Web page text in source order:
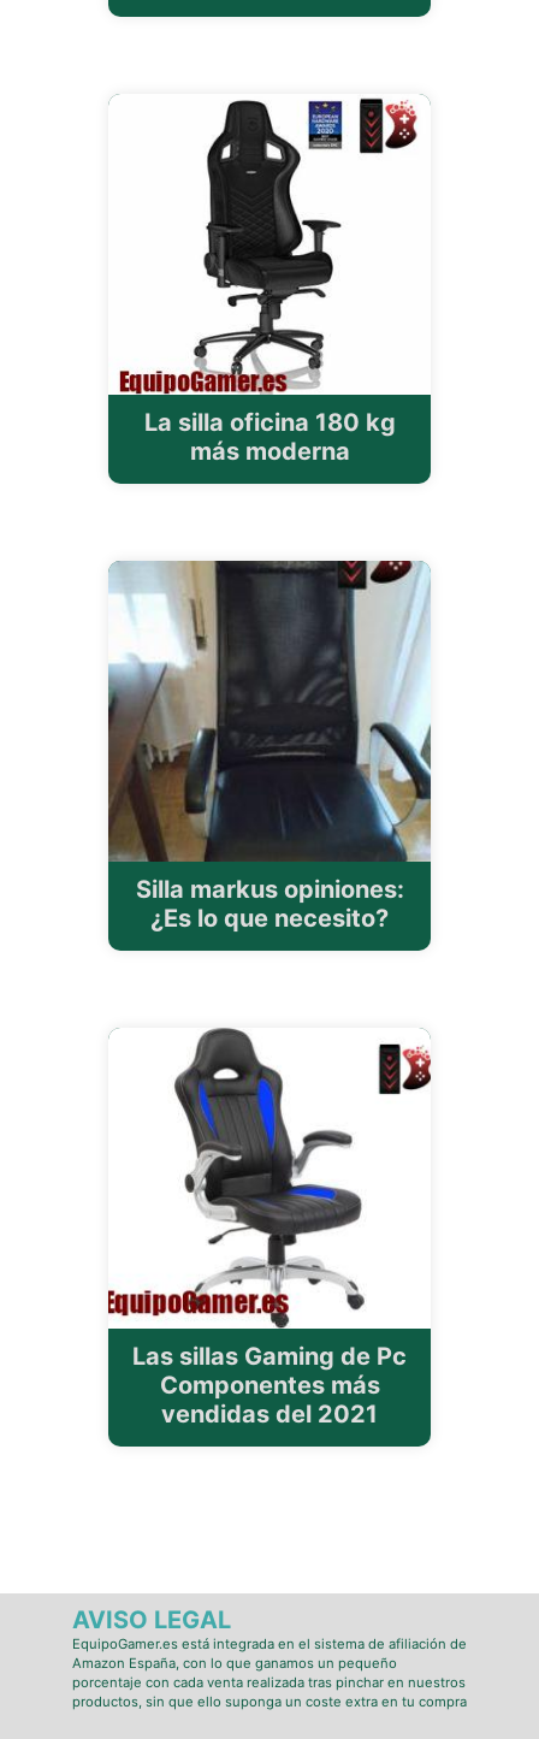
La silla oficina 180 kg
más moderna
Silla markus opiniones:
¿Es lo que necesito?
Las sillas Gaming de Pc
Componentes más
vendidas del 2021
AVISO LEGAL
EquipoGamer.es está integrada en el sistema de afiliación de
Amazon España, con lo que ganamos un pequeño
porcentaje con cada venta realizada tras pinchar en nuestros
productos, sin que ello suponga un coste extra en tu compra